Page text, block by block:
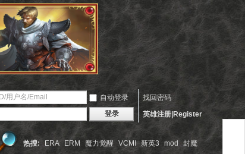
自动登录
找回密码
登录 英雄注册|Register
热搜: ERA ERM 魔力觉醒 VCMI 新英3 mod 封魔